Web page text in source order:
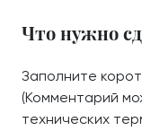
Что нужно
Заполните
(Комментарий
технических